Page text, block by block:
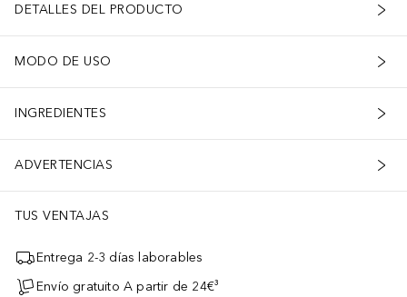
DETALLES DEL PRODUCTO
MODO DE USO
INGREDIENTES
ADVERTENCIAS
TUS VENTAJAS
Entrega 2-3 días laborables
Envío gratuito A partir de 24€³